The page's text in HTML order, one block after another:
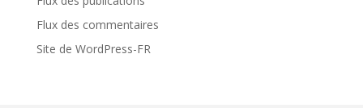
Flux des commentaires
Site de WordPress-FR